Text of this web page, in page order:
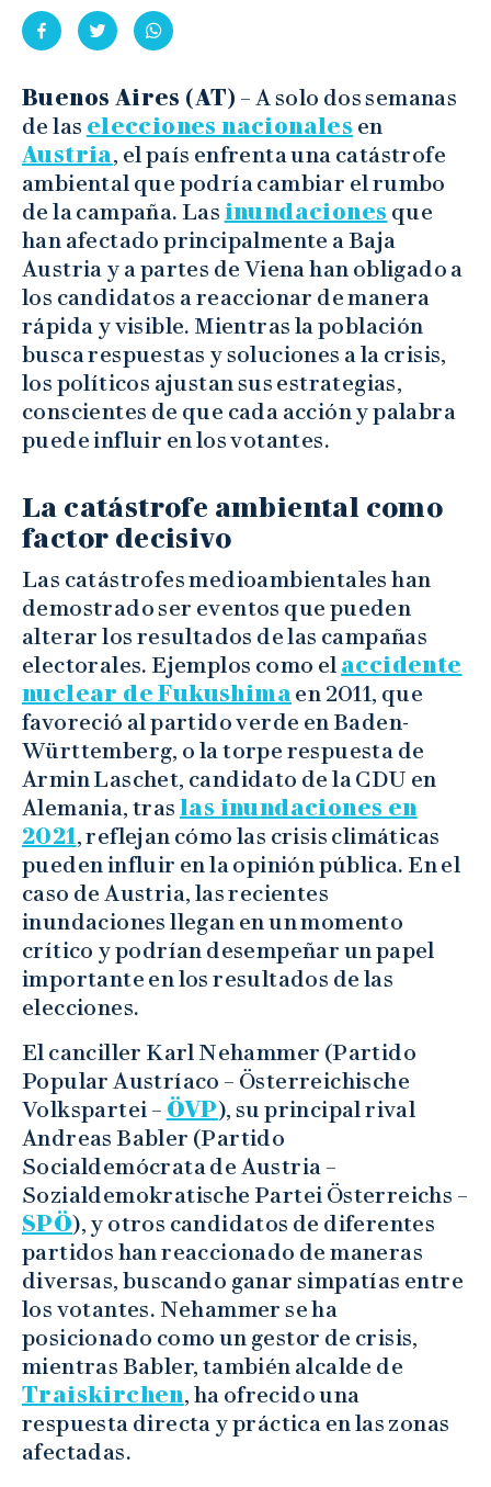
Buenos Aires (AT) – A solo dos semanas
de las elecciones nacionales en
Austria, el país enfrenta una catástrofe
ambiental que podría cambiar el rumbo
de la campaña. Las inundaciones que
han afectado principalmente a Baja
Austria y a partes de Viena han obligado a
los candidatos a reaccionar de manera
rápida y visible. Mientras la población
busca respuestas y soluciones a la crisis,
los políticos ajustan sus estrategias,
conscientes de que cada acción y palabra
puede influir en los votantes.
La catástrofe ambiental como
factor decisivo
Las catástrofes medioambientales han
demostrado ser eventos que pueden
alterar los resultados de las campañas
electorales. Ejemplos como el accidente
nuclear de Fukushimaen 2011, que
favoreció al partido verde en Baden-
Württemberg, o la torpe respuesta de
Armin Laschet, candidato de la CDU en
Alemania, tras las inundaciones en
2021, reflejan cómo las crisis climáticas
pueden influir en la opinión pública. En el
caso de Austria, las recientes
inundaciones llegan en un momento
crítico y podrían desempeñar un papel
importante en los resultados de las
elecciones.
El canciller Karl Nehammer (Partido
Popular Austríaco – Österreichische
Volkspartei – ÖVP), su principal rival
Andreas Babler (Partido
Socialdemócrata de Austria –
Sozialdemokratische Partei Österreichs –
SPÖ), y otros candidatos de diferentes
partidos han reaccionado de maneras
diversas, buscando ganar simpatías entre
los votantes. Nehammer se ha
posicionado como un gestor de crisis,
mientras Babler, también alcalde de
Traiskirchen, ha ofrecido una
respuesta directa y práctica en las zonas
afectadas.